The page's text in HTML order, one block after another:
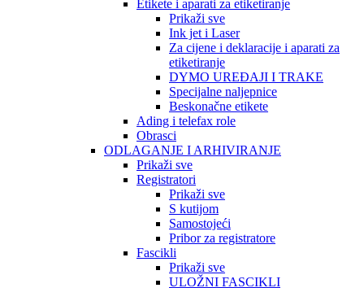
Etikete i aparati za etiketiranje
Prikaži sve
Ink jet i Laser
Za cijene i deklaracije i aparati za
etiketiranje
DYMO UREĐAJI I TRAKE
Specijalne naljepnice
Beskonačne etikete
Ading i telefax role
Obrasci
ODLAGANJE I ARHIVIRANJE
Prikaži sve
Registratori
Prikaži sve
S kutijom
Samostojeći
Pribor za registratore
Fascikli
Prikaži sve
ULOŽNI FASCIKLI